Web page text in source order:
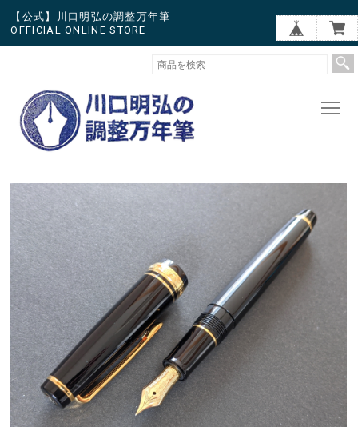
【公式】川口明弘の調整万年筆
OFFICIAL ONLINE STORE